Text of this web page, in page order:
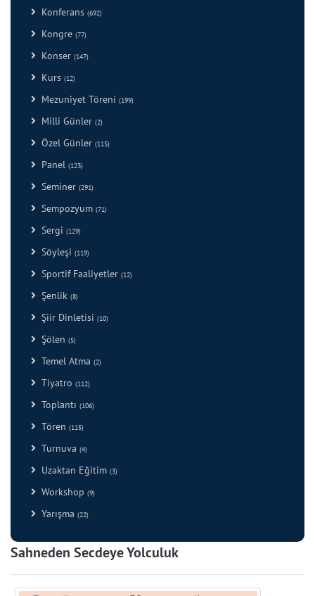
Konferans (692)
Kongre (77)
Konser (147)
Kurs (12)
Mezuniyet Töreni (199)
Milli Günler (2)
Özel Günler (115)
Panel (123)
Seminer (291)
Sempozyum (71)
Sergi (129)
Söyleşi (119)
Sportif Faaliyetler (12)
Şenlik (8)
Şiir Dinletisi (10)
Şölen (5)
Temel Atma (2)
Tiyatro (112)
Toplantı (106)
Tören (115)
Turnuva (4)
Uzaktan Eğitim (3)
Workshop (9)
Yarışma (22)
Sahneden Secdeye Yolculuk